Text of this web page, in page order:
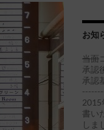
お知
当面
承認
承認
2015
書い
しま